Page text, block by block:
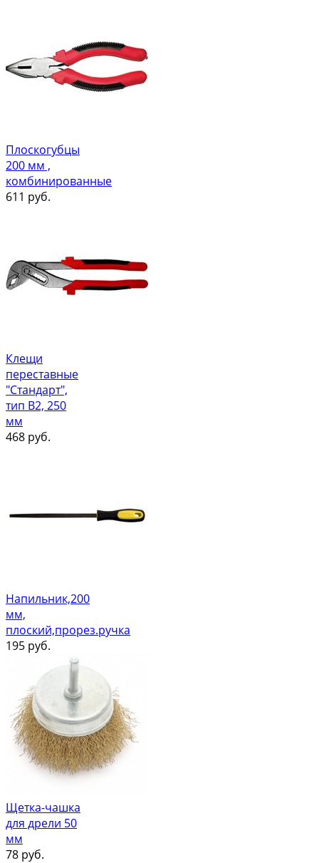
Плоскогубцы
200 мм ,
комбинированные
611 руб.
Клещи
переставные
"Стандарт",
тип В2, 250
мм
468 руб.
Напильник,200
мм,
плоский,прорез.ручка
195 руб.
Щетка-чашка
для дрели 50
мм
78 руб.